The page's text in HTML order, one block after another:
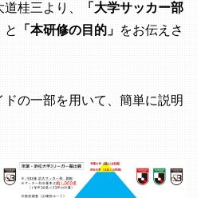
桂三より、
「大学サッカー部
と 「本研修の目的」 をお伝えさ
の一部を用いて、簡単に説明